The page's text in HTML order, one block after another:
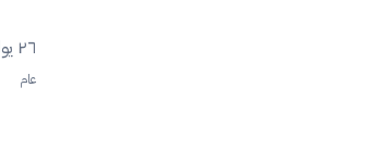
٢٦ يوليو ٢٠٢٦
عام